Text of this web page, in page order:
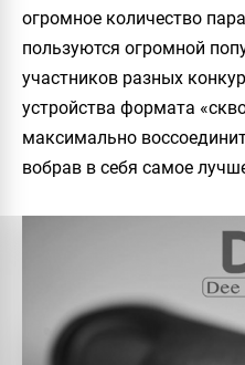
огромное количество
пользуются огромной
участников разных
устройства формата
максимально
вобрав в себя самое